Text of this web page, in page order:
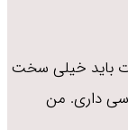
باید خیلی سخت
داری. من